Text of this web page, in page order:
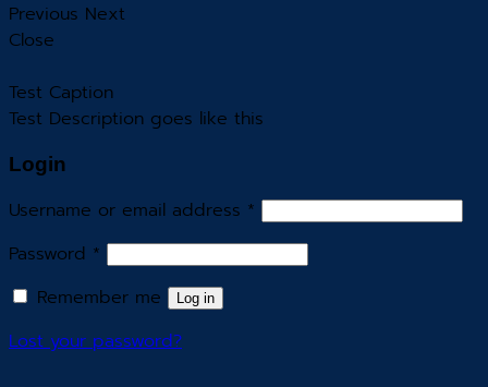
Previous Next
Close
Test Caption
Test Description goes like this
Login
Username or email address *
Password *
Remember me
Log in
Lost your password?